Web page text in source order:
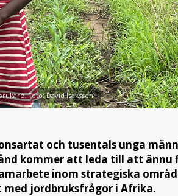
Foto: David Isaksson.
och tusentals unga
kommer att leda till att ännu
inom strategiska
med jordbruksfrågor i Afrika.